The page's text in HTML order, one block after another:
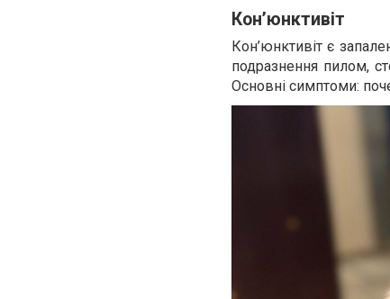
Кон’юнктивіт
Кон’юнктивіт є
подразнення пилом,
Основні симптоми: